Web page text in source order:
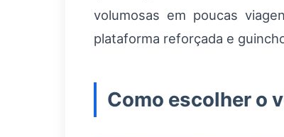
volumosas em poucas
plataforma reforçada e
Como escolher o